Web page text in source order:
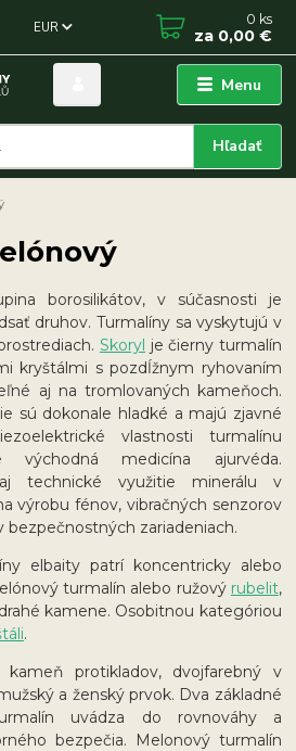
Menu
EUR
Hľadať
0 ks
za 0,00 €
borosilikátov, v súčasnosti je
druhov. Turmalíny sa vyskytujú v
Skoryl je čierny turmalín
kryštálmi s pozdĺžnym ryhovaním
aj na tromlovaných kameňoch.
sú dokonale hladké a majú zjavné
vlastnosti turmalínu
východná medicína ajurvéda.
technické využitie minerálu v
výrobu fénov, vibračných senzorov
zariadeniach.
elbaity patrí koncentricky alebo
turmalín alebo ružový rubelit,
kamene. Osobitnou kategóriou
.
protikladov, dvojfarebný v
a ženský prvok. Dva základné
uvádza do rovnováhy a
bezpečia. Melonový turmalín